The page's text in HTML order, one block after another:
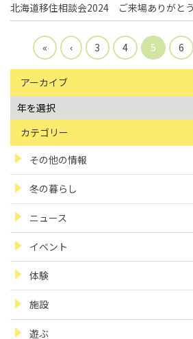
北海道移住相談会2024 ご来場ありがと
« ‹ 3 4 5 6
アーカイブ
カテゴリー
その他の情報
冬の暮らし
ニュース
イベント
体験
施設
遊ぶ